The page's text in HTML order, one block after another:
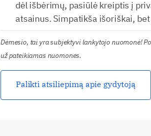
dėl išbėrimų, pasiūlė kreiptis į
atsainus. Simpatikša išoriškai,
Dėmesio, tai yra subjektyvi lankytojo nuomonė!
už pateikiamas nuomones.
Palikti atsiliepimą apie gydytoją